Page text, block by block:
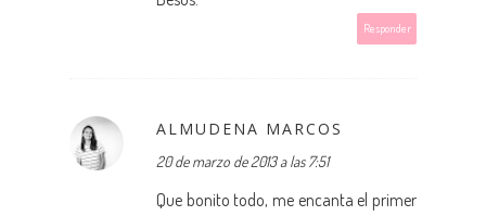
Responder
ALMUDENA MARCOS
20 de marzo de 2013 a las 7:51
Que bonito todo, me encanta el primer